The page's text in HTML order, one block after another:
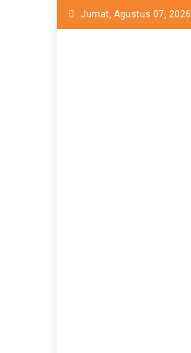
Skip
to
Jumat, Agustus 07, 2026